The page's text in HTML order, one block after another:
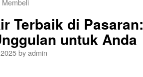
Terbaik di
untuk Anda
byadmin